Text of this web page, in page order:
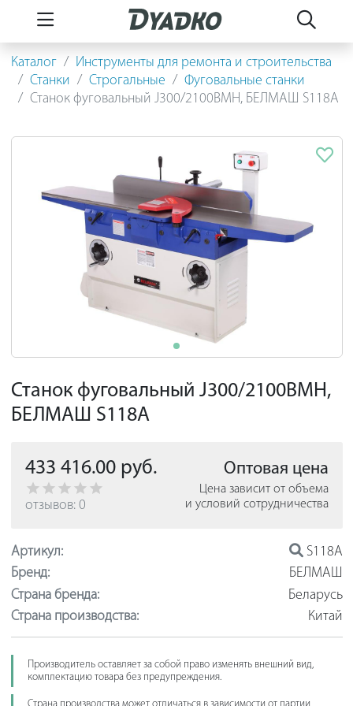
Каталог
Инструменты для ремонта и строительства
Станки
Строгальные
Фуговальные станки
Станок фуговальный J300/2100ВМH, БЕЛМАШ S118A
Станок фуговальный J300/2100ВМH,
БЕЛМАШ S118A
433 416.00 руб.
отзывов: 0
Оптовая цена
Цена зависит от объема
и условий сотрудничества
Артикул:
S118A
Бренд:
БЕЛМАШ
Страна бренда:
Беларусь
Страна производства:
Китай
Производитель оставляет за собой право изменять внешний вид,
комплектацию товара без предупреждения.
Страна производства может отличаться в зависимости от партии